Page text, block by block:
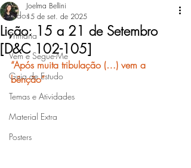
Todos
Primária
Vem e Segue-Me
Guia de Estudo
Temas e Atividades
Material Extra
Posters
Lição: 15 a 21 de Setembro
[D&C 102-105]
Joelma Bellini
15 de set. de 2025
“Após muita tribulação (…) vem a
bênção”